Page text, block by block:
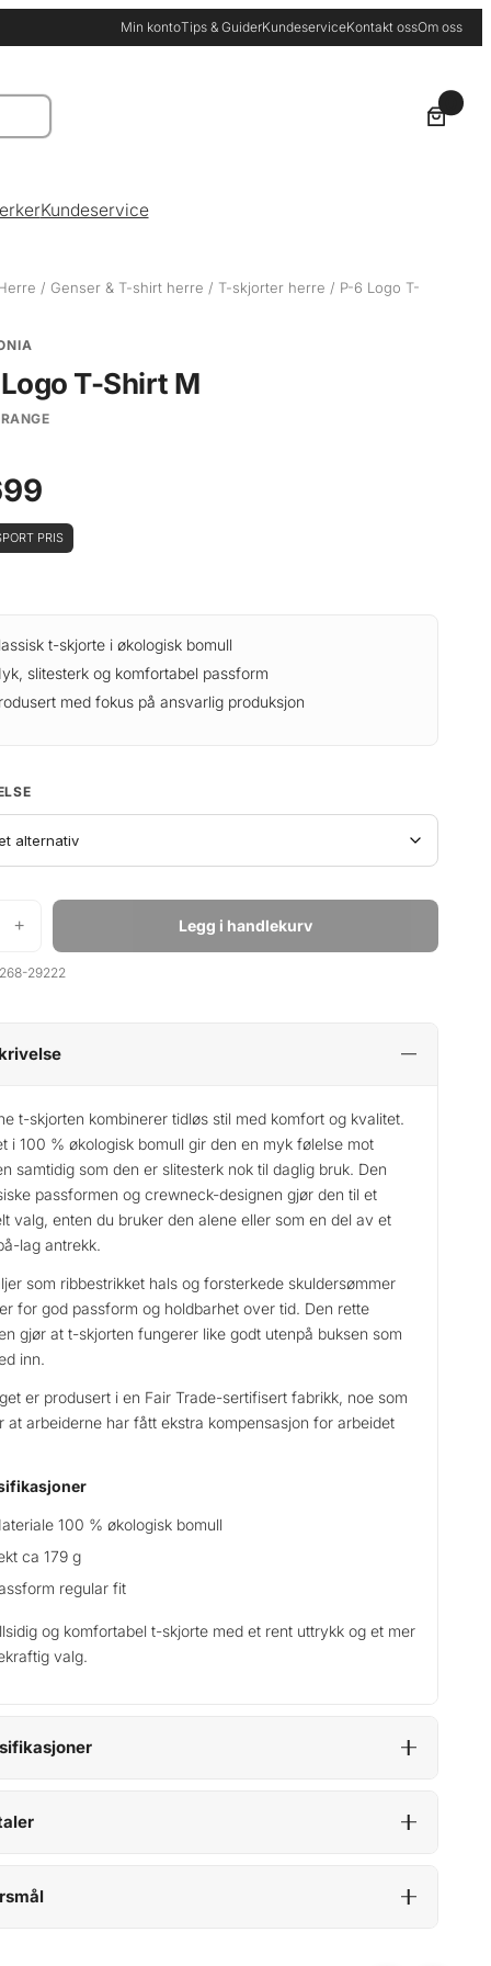
Min kontoTips & GuiderKundeserviceKontakt ossOm oss
Kundeservice
/ Genser & T-shirt herre / T-skjorter herre / P-6 Logo T-
T-Shirt M
PRIS
t-skjorte i økologisk bomull
slitesterk og komfortabel passform
med fokus på ansvarlig produksjon
+ Legg i handlekurv
29222
t-skjorten kombinerer tidløs stil med komfort og kvalitet.
i 100 % økologisk bomull gir den en myk følelse mot
samtidig som den er slitesterk nok til daglig bruk. Den
passformen og crewneck-designen gjør den til et
valg, enten du bruker den alene eller som en del av et
lag antrekk.
som ribbestrikket hals og forsterkede skuldersømmer
for god passform og holdbarhet over tid. Den rette
gjør at t-skjorten fungerer like godt utenpå buksen som
inn.
er produsert i en Fair Trade-sertifisert fabrikk, noe som
at arbeiderne har fått ekstra kompensasjon for arbeidet
100 % økologisk bomull
ca 179 g
regular fit
og komfortabel t-skjorte med et rent uttrykk og et mer
valg.